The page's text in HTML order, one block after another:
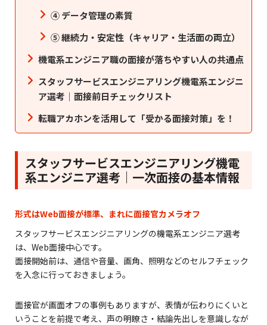
④ データ管理の素質
⑤ 継続力・安定性（キャリア・生活面の両立）
機電系エンジニア職の面接が落ちやすい人の共通点
スタッフサービスエンジニアリング機電系エンジニ
ア選考｜面接前日チェックリスト
転職アカホンを活用して「受かる面接対策」を！
スタッフサービスエンジニアリング機電
系エンジニア選考｜一次面接の基本情報
形式はWeb面接が標準、まれに面接官カメラオフ
スタッフサービスエンジニアリングの機電系エンジニア選考
は、Web面接中心です。
面接開始前は、通信や音量、画角、照明などのセルフチェック
を入念に行っておきましょう。
面接官が画面オフの事例もありますが、表情が伝わりにくいと
いうことを前提で考え、声の明瞭さ・結論先出しを意識しなが